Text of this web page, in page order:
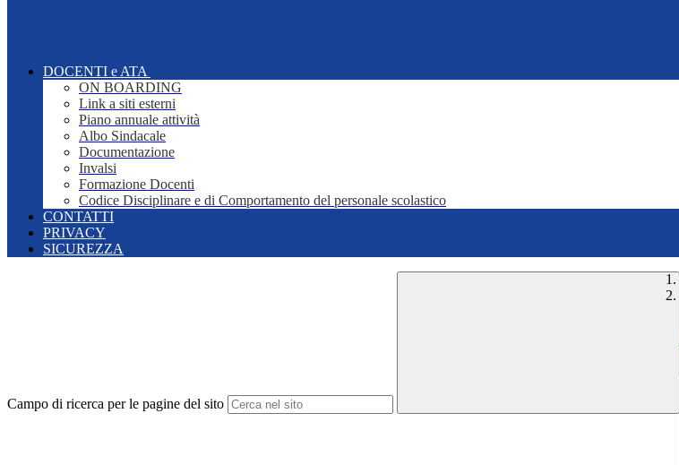
DOCENTI e ATA
ON BOARDING
Link a siti esterni
Piano annuale attività
Albo Sindacale
Documentazione
Invalsi
Formazione Docenti
Codice Disciplinare e di Comportamento del personale scolastico
CONTATTI
PRIVACY
SICUREZZA
Campo di ricerca per le pagine del sito